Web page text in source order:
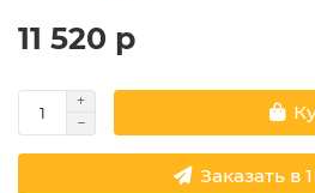
11 520 р
Заказать в